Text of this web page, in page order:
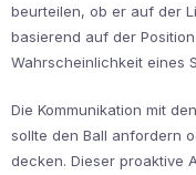
beurteilen, ob er auf der
basierend auf der
Wahrscheinlichkeit eines
Die Kommunikation mit
sollte den Ball anfordern
decken. Dieser proaktive